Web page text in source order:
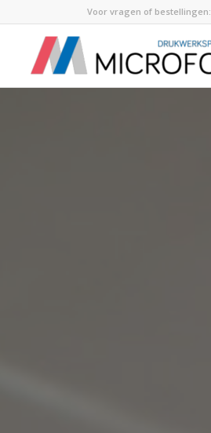
Voor vragen of bestellingen: